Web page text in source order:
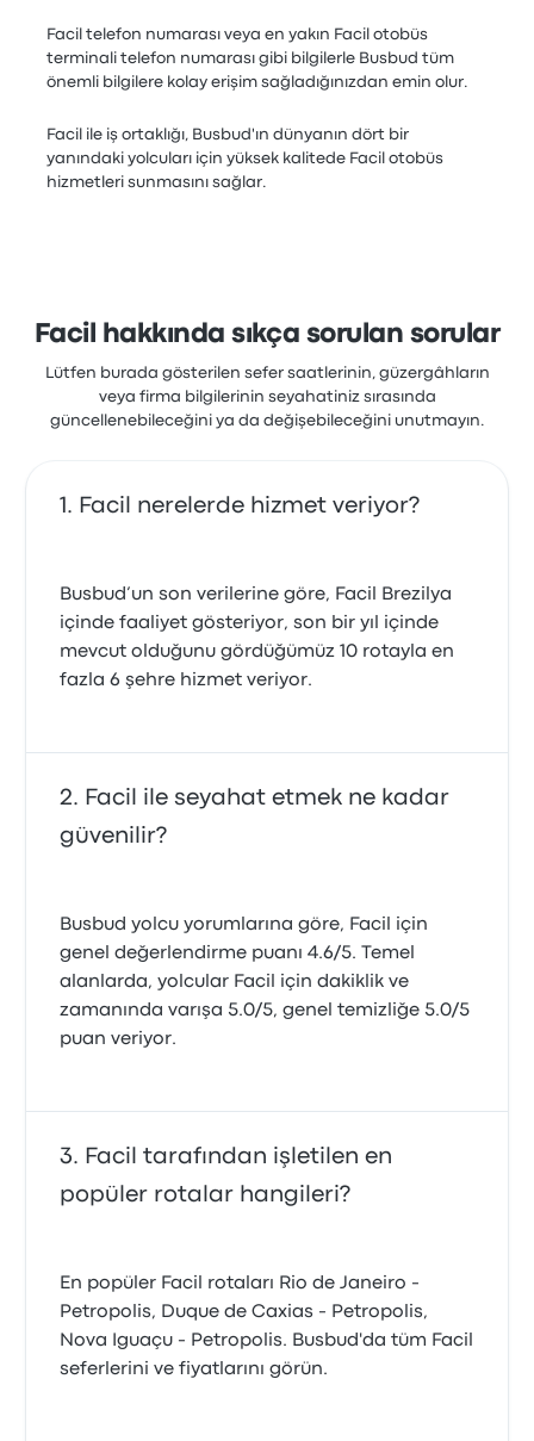
Facil telefon numarası veya en yakın Facil otobüs
terminali telefon numarası gibi bilgilerle Busbud tüm
önemli bilgilere kolay erişim sağladığınızdan emin olur.
Facil ile iş ortaklığı, Busbud'ın dünyanın dört bir
yanındaki yolcuları için yüksek kalitede Facil otobüs
hizmetleri sunmasını sağlar.
Facil hakkında sıkça sorulan sorular
Lütfen burada gösterilen sefer saatlerinin, güzergâhların
veya firma bilgilerinin seyahatiniz sırasında
güncellenebileceğini ya da değişebileceğini unutmayın.
Facil nerelerde hizmet veriyor?
Busbud’un son verilerine göre, Facil Brezilya
içinde faaliyet gösteriyor, son bir yıl içinde
mevcut olduğunu gördüğümüz 10 rotayla en
fazla 6 şehre hizmet veriyor.
Facil ile seyahat etmek ne kadar
güvenilir?
Busbud yolcu yorumlarına göre, Facil için
genel değerlendirme puanı 4.6/5. Temel
alanlarda, yolcular Facil için dakiklik ve
zamanında varışa 5.0/5, genel temizliğe 5.0/5
puan veriyor.
Facil tarafından işletilen en
popüler rotalar hangileri?
En popüler Facil rotaları Rio de Janeiro -
Petropolis, Duque de Caxias - Petropolis,
Nova Iguaçu - Petropolis. Busbud'da tüm Facil
seferlerini ve fiyatlarını görün.